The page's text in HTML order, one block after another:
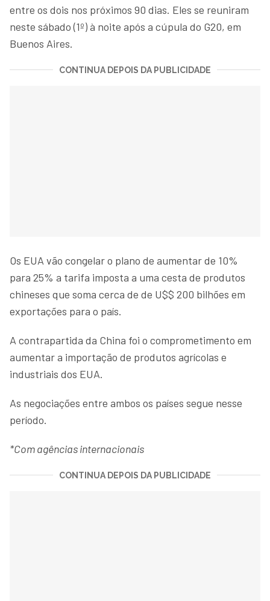
entre os dois nos próximos 90 dias. Eles se reuniram
neste sábado (1º) à noite após a cúpula do G20, em
Buenos Aires.
CONTINUA DEPOIS DA PUBLICIDADE
Os EUA vão congelar o plano de aumentar de 10%
para 25% a tarifa imposta a uma cesta de produtos
chineses que soma cerca de de U$$ 200 bilhões em
exportações para o país.
A contrapartida da China foi o comprometimento em
aumentar a importação de produtos agrícolas e
industriais dos EUA.
As negociações entre ambos os países segue nesse
período.
*Com agências internacionais
CONTINUA DEPOIS DA PUBLICIDADE